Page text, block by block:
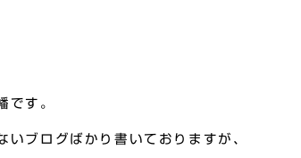
です。
いブログばかり書いておりますが、